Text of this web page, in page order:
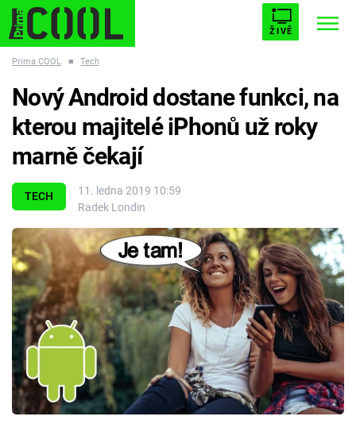
ŽIVĚ
ESCAPE PLNEJ KOTEL AVENGERS 5
Témata
Filmy
Seriály
Hry
Cool Esport
Pořady
Prima COOL ■ Tech
TECH
11. ledna 2019 10:59
Radek Londin
Nový Android dostane funkci, na
kterou majitelé iPhonů už roky
marně čekají